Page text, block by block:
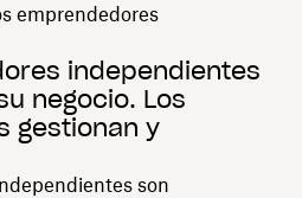
emprendedores
independientes
negocio. Los
gestionan y
son